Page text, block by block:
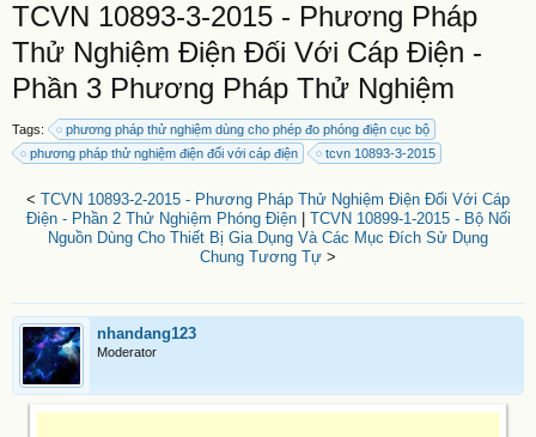
TCVN 10893-3-2015 - Phương Pháp
Thử Nghiệm Điện Đối Với Cáp Điện -
Phần 3 Phương Pháp Thử Nghiệm
Tags:
phương pháp thử nghiệm dùng cho phép đo phóng điện cục bộ
phương pháp thử nghiệm điện đối với cáp điện
tcvn 10893-3-2015
< TCVN 10893-2-2015 - Phương Pháp Thử Nghiệm Điện Đối Với Cáp
Điện - Phần 2 Thử Nghiệm Phóng Điện| TCVN 10899-1-2015 - Bộ Nối
Nguồn Dùng Cho Thiết Bị Gia Dụng Và Các Mục Đích Sử Dụng
Chung Tương Tự >
nhandang123
Moderator